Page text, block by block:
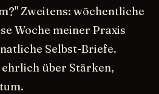
Zweitens: wöchentliche
Woche meiner Praxis
Selbst-Briefe.
über Stärken,